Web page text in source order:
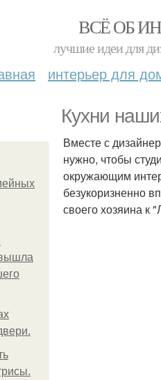
ВСЁ ОБ
лучшие идеи для
интерьер для
Кухни
Вместе с
нужно, чтобы
окружающим
безукоризненно
своего хозяина к